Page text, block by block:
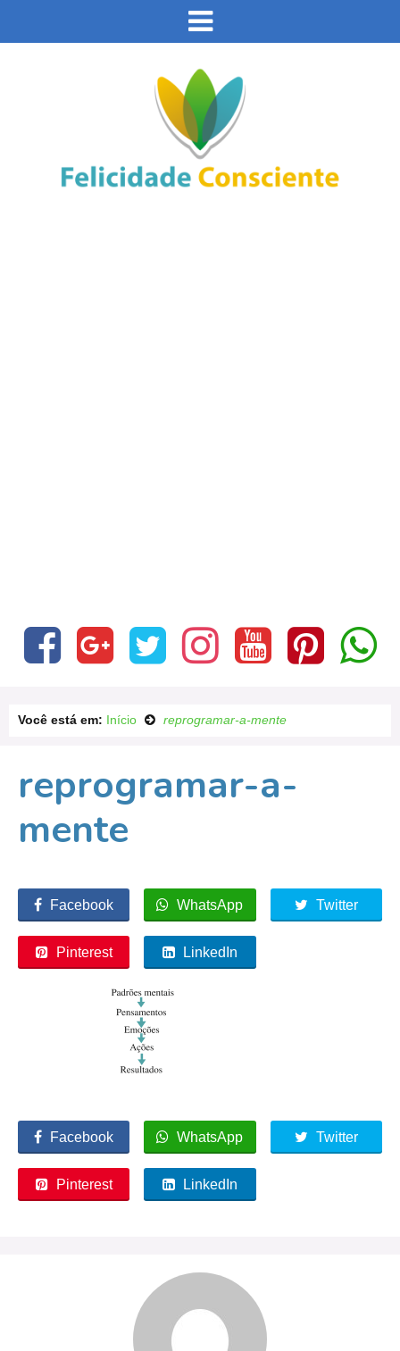
Você está em: Início reprogramar-a-mente
reprogramar-a-
mente
Facebook WhatsApp Twitter
Pinterest LinkedIn
Facebook WhatsApp Twitter
Pinterest LinkedIn
Este site usa cookies e outras tecnologias similares
para lembrar e entender como você usa nosso site,
analisar seu uso de nossos produtos e serviços,
conteúdo de terceiros. Leia mais em